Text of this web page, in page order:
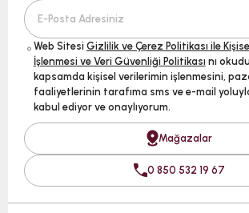
Web Sitesi Gizlilik ve Çerez Politikası ile
İşlenmesi ve Veri Güvenliği Politikası nı
kapsamda kişisel verilerimin işlenmesini,
faaliyetlerinin tarafıma sms ve e-mail yoluyla
kabul ediyor ve onaylıyorum.
Mağazalar
0 850 532 19 67